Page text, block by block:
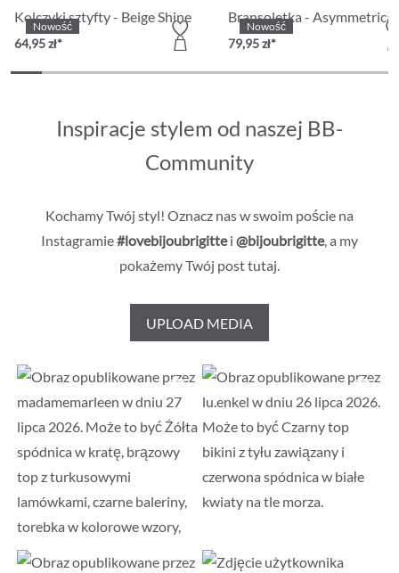
Nowość
Kolczyki sztyfty - Beige Shine
64,95 zł*
Nowość
Bransoletka - Asymmetrical
79,95 zł*
Inspiracje stylem od naszej BB-
Community
Kochamy Twój styl! Oznacz nas w swoim poście na
Instagramie#lovebijoubrigittei @bijoubrigitte, a my
pokażemy Twój post tutaj.
UPLOAD MEDIA